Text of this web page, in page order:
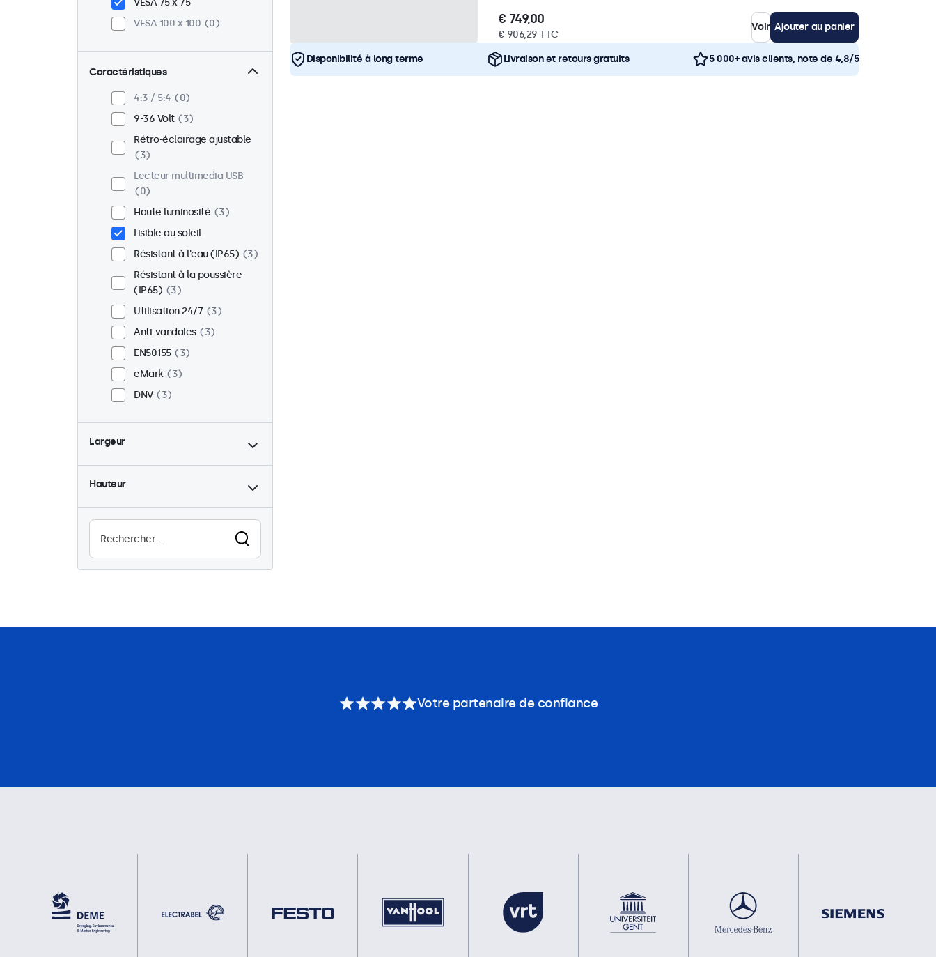
VESA 75 x 75
VESA 100 x 100
0
Caractéristiques
4:3 / 5:4
0
9-36 Volt
3
Rétro-éclairage ajustable
3
Lecteur multimedia USB
0
Haute luminosité
3
Lisible au soleil
Résistant à l'eau (IP65)
3
Résistant à la poussière
(IP65)
3
Utilisation 24/7
3
Anti-vandales
3
EN50155
3
eMark
3
DNV
3
Largeur
Hauteur
€ 749,00
€ 906,29 TTC
Voir Ajouter au panier
Disponibilité à long terme Livraison et retours gratuits 5 000+ avis clients, note de 4,8/5
Votre partenaire de confiance